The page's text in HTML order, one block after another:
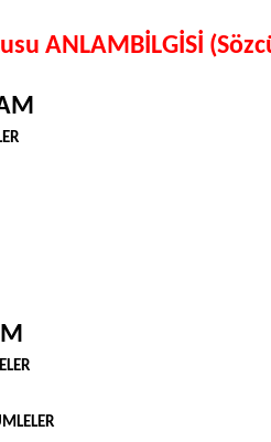
ANLAMBİLGİSİ